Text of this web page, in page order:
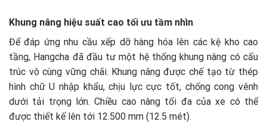
Khung nâng hiệu suất cao tối ưu tầm nhìn
Để đáp ứng nhu cầu xếp dỡ hàng hóa lên các kệ kho cao
tầng, Hangcha đã đầu tư một hệ thống khung nâng có cấu
trúc vô cùng vững chãi. Khung nâng được chế tạo từ thép
hình chữ U nhập khẩu, chịu lực cực tốt, chống cong vênh
dưới tải trọng lớn. Chiều cao nâng tối đa của xe có thể
được thiết kế lên tới 12.500 mm (12.5 mét).